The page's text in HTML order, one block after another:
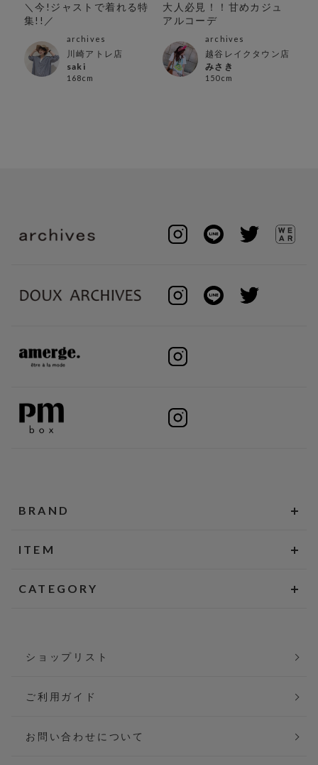
＼今!ジャストで着れる特
集!!／
archives
川崎アトレ店
saki
168cm
大人必見！！甘めカジュ
アルコーデ
archives
越谷レイクタウン店
みさき
150cm
BRAND
ITEM
CATEGORY
ショップリスト
ご利用ガイド
お問い合わせについて